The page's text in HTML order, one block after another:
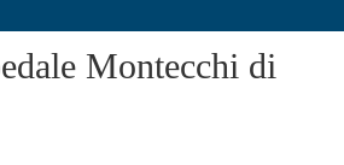
Montecchi di